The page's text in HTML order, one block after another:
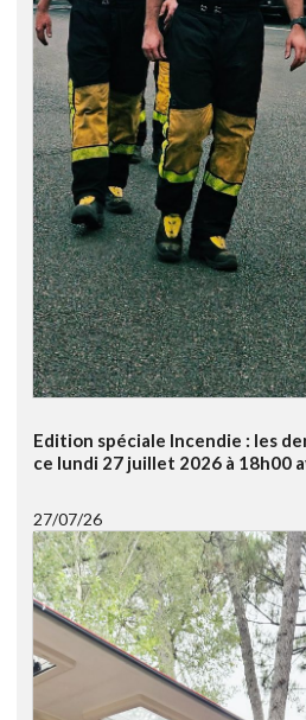
Edition spéciale Incendie : les
ce lundi 27 juillet 2026 à 18h00
27/07/26